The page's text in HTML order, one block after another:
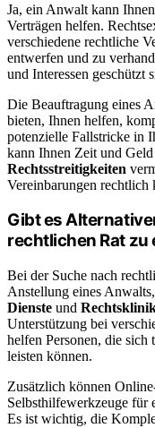
Ja, ein Anwalt kann
Verträgen helfen.
verschiedene rechtliche
entwerfen und zu
und Interessen geschützt
Die Beauftragung eines
bieten, Ihnen helfen,
potenzielle Fallstricke in
kann Ihnen Zeit und
Rechtsstreitigkeiten
Vereinbarungen rechtlich
Gibt es
rechtlichen Rat zu
Bei der Suche nach
Anstellung eines
Dienste und
Unterstützung bei
helfen Personen, die
leisten können.
Zusätzlich können
Selbsthilfewerkzeuge für
Es ist wichtig, die